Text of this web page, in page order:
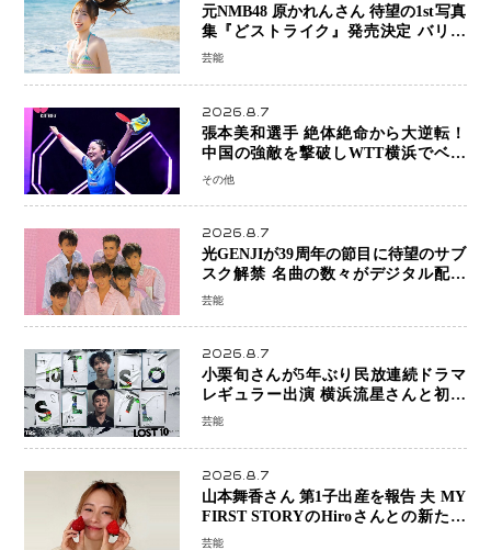
元NMB48 原かれんさん 待望の1st写真
集『どストライク』発売決定 バリで
魅せる25歳の新境地
芸能
2026.8.7
張本美和選手 絶体絶命から大逆転！
中国の強敵を撃破しWTT横浜でベス
ト8進出
その他
2026.8.7
光GENJIが39周年の節目に待望のサブ
スク解禁 名曲の数々がデジタル配信
へ 40周年へ向け1年間で全作品を順次
芸能
2026.8.7
小栗旬さんが5年ぶり民放連続ドラマ
レギュラー出演 横浜流星さんと初共
演『LOST10』で異色バディ結成
芸能
2026.8.7
山本舞香さん 第1子出産を報告 夫 MY
FIRST STORYのHiroさんとの新たな
家族生活「母子ともに健康」
芸能